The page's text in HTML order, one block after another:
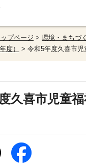
ップページ > 環境・まちづ
度） > 令和5年度久喜市
久喜市児童